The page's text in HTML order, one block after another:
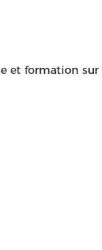
et formation sur